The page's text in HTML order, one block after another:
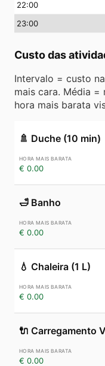
22:00
23:00
Custo das
Intervalo = custo
mais cara. Média =
hora mais barata
🚿 Duche (10 min)
€ 0.00
🛁 Banho
€ 0.00
💧 Chaleira (1 L)
€ 0.00
🔌 Carregamento
€ 0.00